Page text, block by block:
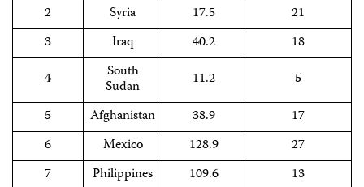
2
Syria 17.5
21
3
Iraq 40.2
18
4
South
Sudan 11.2
5
5
Afghanistan 38.9
17
6
Mexico 128.9
27
7
Philippines 109.6
13